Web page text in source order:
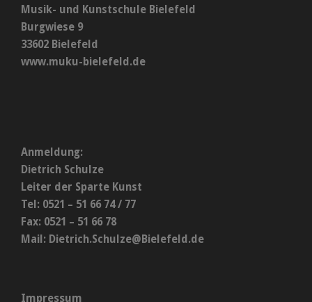
Musik- und Kunstschule Bielefeld
Burgwiese 9
33602 Bielefeld
www.muku-bielefeld.de
Anmeldung:
Dietrich Schulze
Leiter der Sparte Kunst
Tel: 0521 – 51 66 74 / 77
Fax: 0521 – 51 66 78
Mail: Dietrich.Schulze@Bielefeld.de
Impressum